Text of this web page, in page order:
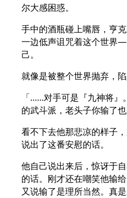
尔大感困惑。
手中的酒瓶碰上嘴唇，亨
一边低声诅咒着这个世界
己。
就像是被整个世界抛弃，陷
「……对手可是『九神将』
的武斗派，老头子你输了
看不下去他那悲凉的样子
说出了这番安慰的话。
他自己说出来后，惊讶于
的话。刚才还在嘲笑他输
又说输了是理所当然。真是